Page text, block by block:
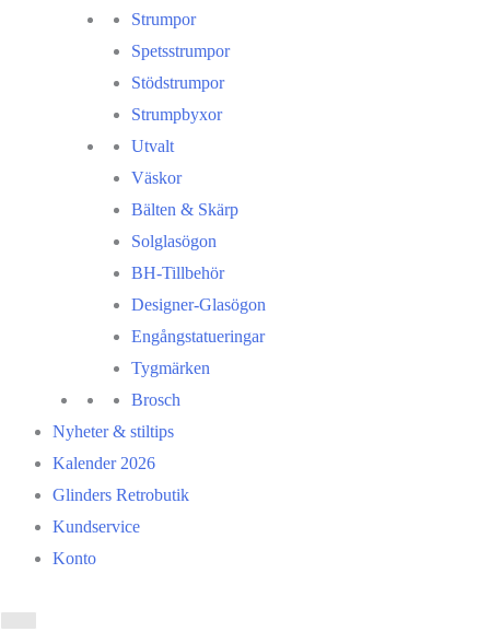
Strumpor
Spetsstrumpor
Stödstrumpor
Strumpbyxor
Utvalt
Väskor
Bälten & Skärp
Solglasögon
BH-Tillbehör
Designer-Glasögon
Engångstatueringar
Tygmärken
Brosch
Nyheter & stiltips
Kalender 2026
Glinders Retrobutik
Kundservice
Konto